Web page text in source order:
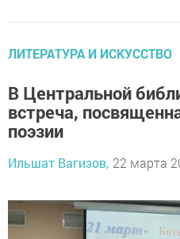
ЛИТЕРАТУРА И ИСКУССТВО
В Центральной
встреча,
поэзии
Ильшат Вагизов, 22 марта